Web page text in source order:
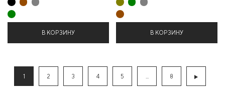
В КОРЗИНУ В КОРЗИНУ
1 2 3 4 5 8